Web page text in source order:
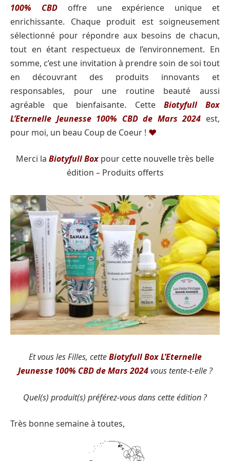
100% CBDoffre une expérience unique et
enrichissante. Chaque produit est soigneusement
sélectionné pour répondre aux besoins de chacun,
tout en étant respectueux de l’environnement. En
somme, c’est une invitation à prendre soin de soi tout
en découvrant des produits innovants et
responsables, pour une routine beauté aussi
agréable que bienfaisante. Cette Biotyfull Box
L’Eternelle Jeunesse 100% CBD de Mars 2024 est,
pour moi, un beau Coup de Coeur ! ♥️
Merci la Biotyfull Box pour cette nouvelle très belle
édition – Produits offerts
Et vous les Filles, cetteBiotyfull Box L’Eternelle
Jeunesse 100% CBD de Mars 2024vous tente-t-elle ?
Quel(s) produit(s) préférez-vous dans cette édition ?
Très bonne semaine à toutes,